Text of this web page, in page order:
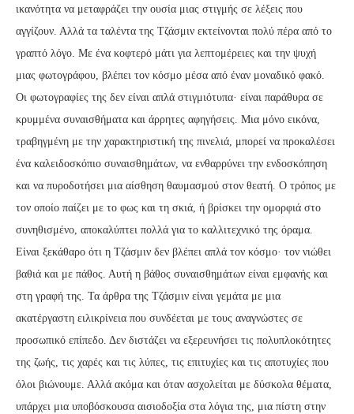
ικανότητα να μεταφράζει την ουσία μιας στιγμής σε λέξεις που
αγγίζουν. Αλλά τα ταλέντα της Τζάσμιν εκτείνονται πολύ πέρα από το
γραπτό λόγο. Με ένα κοφτερό μάτι για λεπτομέρειες και την ψυχή
μιας φωτογράφου, βλέπει τον κόσμο μέσα από έναν μοναδικό φακό.
Οι φωτογραφίες της δεν είναι απλά στιγμιότυπα· είναι παράθυρα σε
κρυμμένα συναισθήματα και άρρητες αφηγήσεις. Μια μόνο εικόνα,
τραβηγμένη με την χαρακτηριστική της πινελιά, μπορεί να προκαλέσει
ένα καλειδοσκόπιο συναισθημάτων, να ενθαρρύνει την ενδοσκόπηση
και να πυροδοτήσει μια αίσθηση θαυμασμού στον θεατή. Ο τρόπος με
τον οποίο παίζει με το φως και τη σκιά, ή βρίσκει την ομορφιά στο
συνηθισμένο, αποκαλύπτει πολλά για το καλλιτεχνικό της όραμα.
Είναι ξεκάθαρο ότι η Τζάσμιν δεν βλέπει απλά τον κόσμο· τον νιώθει
βαθιά και με πάθος. Αυτή η βάθος συναισθημάτων είναι εμφανής και
στη γραφή της. Τα άρθρα της Τζάσμιν είναι γεμάτα με μια
ακατέργαστη ειλικρίνεια που συνδέεται με τους αναγνώστες σε
προσωπικό επίπεδο. Δεν διστάζει να εξερευνήσει τις πολυπλοκότητες
της ζωής, τις χαρές και τις λύπες, τις επιτυχίες και τις αποτυχίες που
όλοι βιώνουμε. Αλλά ακόμα και όταν ασχολείται με δύσκολα θέματα,
υπάρχει μια υποβόσκουσα αισιοδοξία στα λόγια της, μια πίστη στην